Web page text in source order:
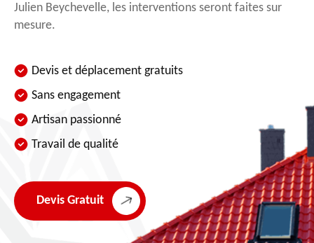
Julien Beychevelle, les interventions seront faites sur
mesure.
Devis et déplacement gratuits
Sans engagement
Artisan passionné
Travail de qualité
Devis Gratuit